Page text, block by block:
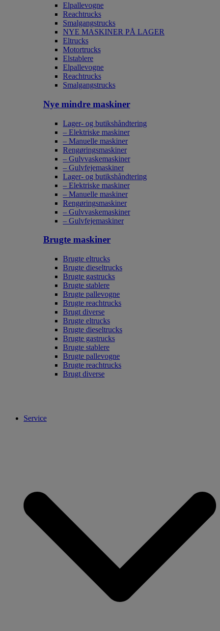
Elpallevogne
Reachtrucks
Smalgangstrucks
NYE MASKINER PÅ LAGER
Eltrucks
Motortrucks
Elstablere
Elpallevogne
Reachtrucks
Smalgangstrucks
Nye mindre maskiner
Lager- og butikshåndtering
– Elektriske maskiner
– Manuelle maskiner
Rengøringsmaskiner
– Gulvvaskemaskiner
– Gulvfejemaskiner
Lager- og butikshåndtering
– Elektriske maskiner
– Manuelle maskiner
Rengøringsmaskiner
– Gulvvaskemaskiner
– Gulvfejemaskiner
Brugte maskiner
Brugte eltrucks
Brugte dieseltrucks
Brugte gastrucks
Brugte stablere
Brugte pallevogne
Brugte reachtrucks
Brugt diverse
Brugte eltrucks
Brugte dieseltrucks
Brugte gastrucks
Brugte stablere
Brugte pallevogne
Brugte reachtrucks
Brugt diverse
Service